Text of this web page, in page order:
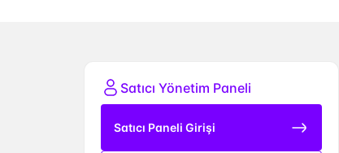
Satıcı Yönetim Paneli
Satıcı Paneli Girişi